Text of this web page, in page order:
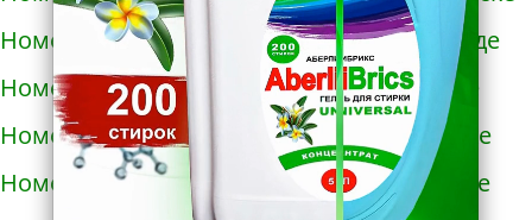
Номера телефонов такси в Новомиргороде
Номера телефонов такси в Новоукраинке
Номера телефонов такси в Новояворовске
Номера телефонов такси в Новом Роздоле